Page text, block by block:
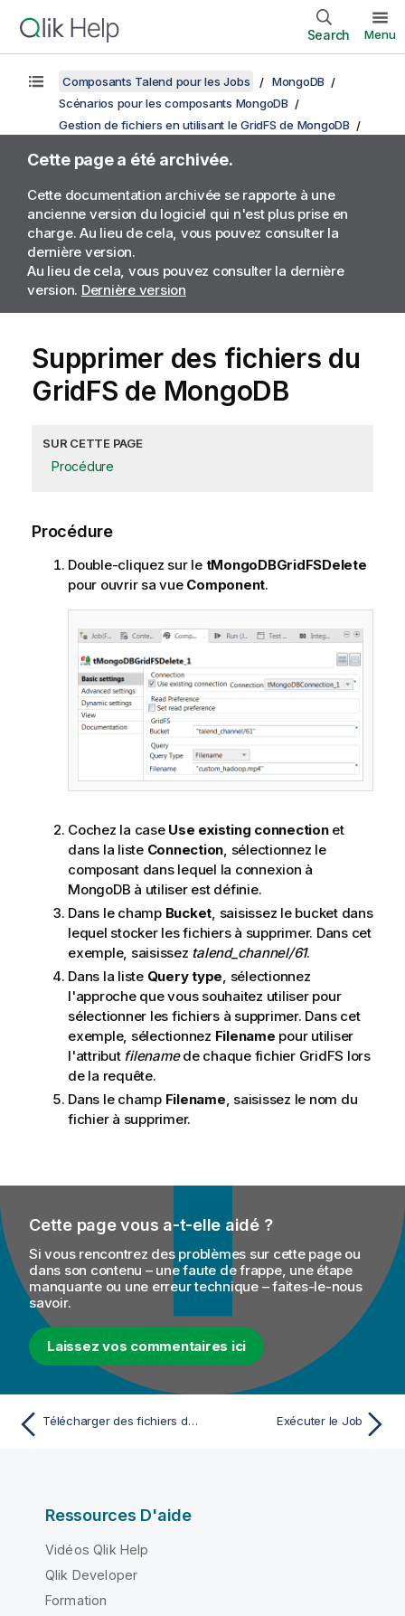
Search Menu
Composants Talend pour les Jobs
MongoDB
Scénarios pour les composants MongoDB
Gestion de fichiers en utilisant le GridFS de MongoDB
Cette page a été archivée.
Cette documentation archivée se rapporte à une
ancienne version du logiciel qui n'est plus prise en
charge. Au lieu de cela, vous pouvez consulter la
dernière version.
Au lieu de cela, vous pouvez consulter la dernière
version. Dernière version
Supprimer des fichiers du
GridFS de MongoDB
SUR CETTE PAGE
Procédure
Procédure
Double-cliquez sur le tMongoDBGridFSDelete
pour ouvrir sa vue Component.
Cochez la case Use existing connectionet
dans la liste Connection, sélectionnez le
composant dans lequel la connexion à
MongoDB à utiliser est définie.
Dans le champ Bucket, saisissez le bucket dans
lequel stocker les fichiers à supprimer. Dans cet
exemple, saisissez talend_channel/61.
Dans la liste Query type, sélectionnez
l'approche que vous souhaitez utiliser pour
sélectionner les fichiers à supprimer. Dans cet
exemple, sélectionnez Filename pour utiliser
l'attribut filenamede chaque fichier GridFS lors
de la requête.
Dans le champ Filename, saisissez le nom du
fichier à supprimer.
Cette page vous a-t-elle aidé ?
Si vous rencontrez des problèmes sur cette page ou
dans son contenu – une faute de frappe, une étape
manquante ou une erreur technique – faites-le-nous
savoir.
Laissez vos commentaires ici
Télécharger des fichiers depuis le GridFS de MongoDB Exécuter le Job
Ressources D'aide
Vidéos Qlik Help
Qlik Developer
Formation